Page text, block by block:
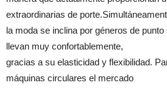
extraordinarias de
la moda se inclina por géneros de
llevan muy confortablemente,
gracias a su elasticidad y flexibilidad.
máquinas circulares el mercado